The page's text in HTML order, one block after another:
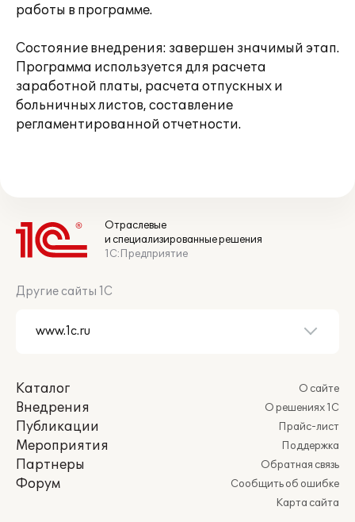
работы в программе.
Состояние внедрения: завершен значимый этап.
Программа используется для расчета
заработной платы, расчета отпускных и
больничных листов, составление
регламентированной отчетности.
Отраслевые
и специализированные решения
1С:Предприятие
Другие сайты 1С
Каталог
Внедрения
Публикации
Мероприятия
Партнеры
Форум
О сайте
О решениях 1С
Прайс-лист
Поддержка
Обратная связь
Сообщить об ошибке
Карта сайта